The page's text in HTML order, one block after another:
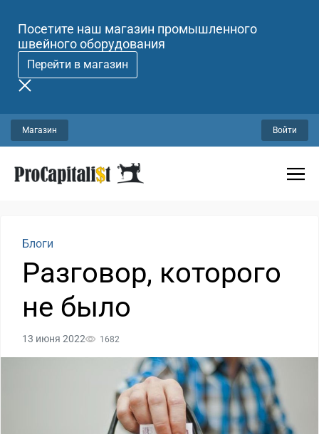
Посетите наш магазин промышленного
швейного оборудования
Перейти в магазин
Магазин Войти
Блоги
Разговор, которого
не было
13 июня 2022 1682